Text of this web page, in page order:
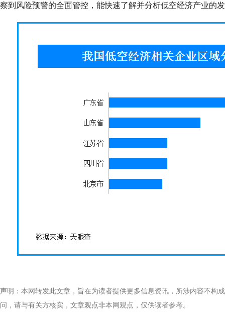
察到风险预警的全面管控，能快速了解并分析低空经济产业的
声明：本网转发此文章，旨在为读者提供更多信息资讯，所涉内容不构
问，请与有关方核实，文章观点非本网观点，仅供读者参考。